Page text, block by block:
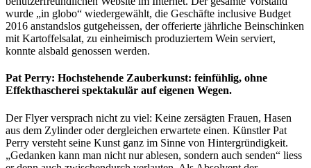
wurde „in globo“ wiedergewählt, die Geschäfte inclusive Budget
2016 anstandslos gutgeheissen, der offerierte jährliche Beinschinken
mit Kartoffelsalat, zu einheimisch produziertem Wein serviert,
konnte alsbald genossen werden.
Pat Perry: Hochstehende Zauberkunst: feinfühlig, ohne
Effekthascherei spektakulär auf eigenen Wegen.
Der Flyer versprach nicht zu viel: Keine zersägten Frauen, Hasen
aus dem Zylinder oder dergleichen erwartete einen. Künstler Pat
Perry versteht seine Kunst ganz im Sinne von Hintergründigkeit.
„Gedanken kann man nicht nur ablesen, sondern auch senden“ liess